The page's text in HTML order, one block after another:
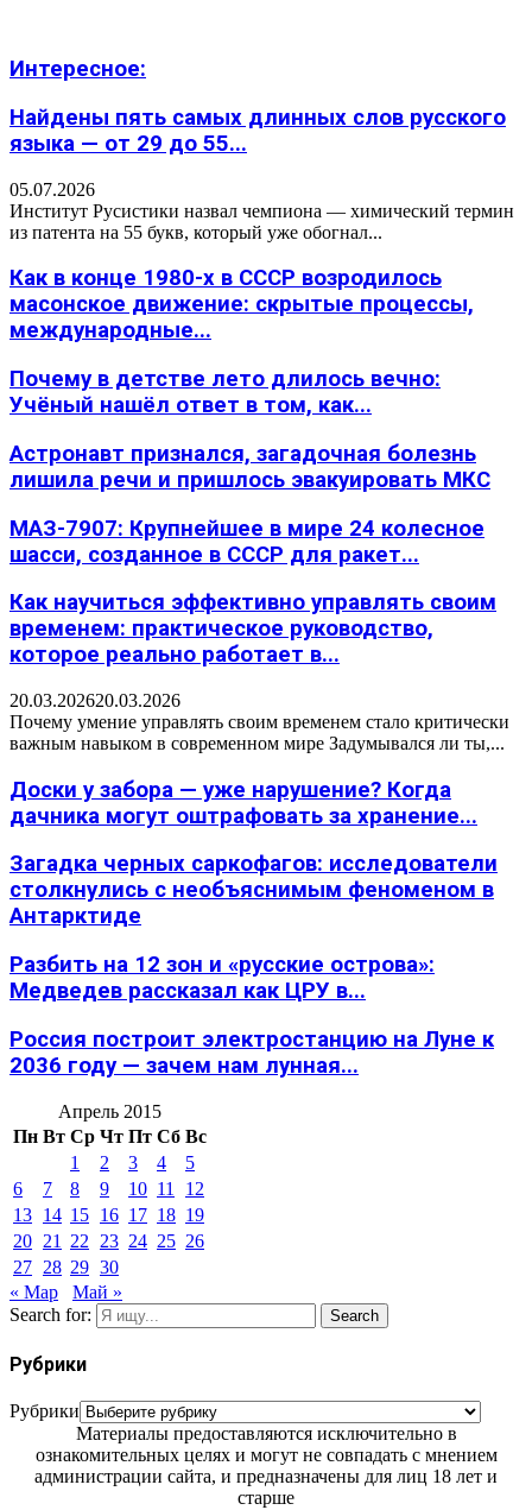
Интересное:
Найдены пять самых длинных слов русского
языка — от 29 до 55...
05.07.2026
Институт Русистики назвал чемпиона — химический термин
из патента на 55 букв, который уже обогнал...
Как в конце 1980-х в СССР возродилось
масонское движение: скрытые процессы,
международные...
Почему в детстве лето длилось вечно:
Учёный нашёл ответ в том, как...
Астронавт признался, загадочная болезнь
лишила речи и пришлось эвакуировать МКС
МАЗ-7907: Крупнейшее в мире 24 колесное
шасси, созданное в СССР для ракет...
Как научиться эффективно управлять своим
временем: практическое руководство,
которое реально работает в...
20.03.202620.03.2026
Почему умение управлять своим временем стало критически
важным навыком в современном мире Задумывался ли ты,...
Доски у забора — уже нарушение? Когда
дачника могут оштрафовать за хранение...
Загадка черных саркофагов: исследователи
столкнулись с необъяснимым феноменом в
Антарктиде
Разбить на 12 зон и «русские острова»:
Медведев рассказал как ЦРУ в...
Россия построит электростанцию на Луне к
2036 году — зачем нам лунная...
Апрель 2015
Пн Вт Ср Чт Пт Сб Вс
1
2 3 4
5
6
7 8 9 10 11
12
13 14 15 16 17 18 19
20 21 22 23 24 25 26
27 28 29 30
« Мар
Май »
Search for:
Search
Рубрики
Рубрики
Материалы предоставляются исключительно в
ознакомительных целях и могут не совпадать с мнением
администрации сайта, и предназначены для лиц 18 лет и
старше